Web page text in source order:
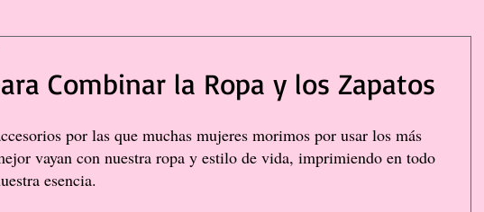
Combinar la Ropa y los Zapatos
por las que muchas mujeres morimos por usar los más
vayan con nuestra ropa y estilo de vida, imprimiendo en todo
esencia.